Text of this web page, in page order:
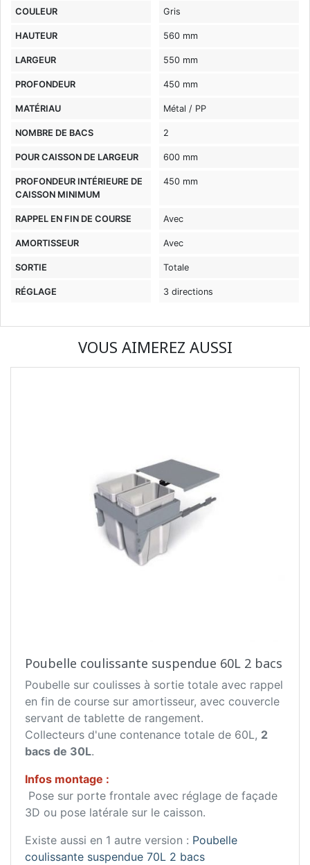
COULEUR Gris
HAUTEUR 560 mm
LARGEUR 550 mm
PROFONDEUR 450 mm
MATÉRIAU Métal / PP
NOMBRE DE BACS 2
POUR CAISSON DE LARGEUR 600 mm
PROFONDEUR INTÉRIEURE DE
CAISSON MINIMUM
450 mm
RAPPEL EN FIN DE COURSE Avec
AMORTISSEUR Avec
SORTIE Totale
RÉGLAGE 3 directions
VOUS AIMEREZ AUSSI
Poubelle coulissante suspendue 60L 2 bacs
Poubelle sur coulisses à sortie totale avec rappel
en fin de course sur amortisseur, avec couvercle
servant de tablette de rangement.
Collecteurs d'une contenance totale de 60L, 2
bacs de 30L.
Infos montage :
Pose sur porte frontale avec réglage de façade
3D ou pose latérale sur le caisson.
Existe aussi en 1 autre version : Poubelle
coulissante suspendue 70L 2 bacs